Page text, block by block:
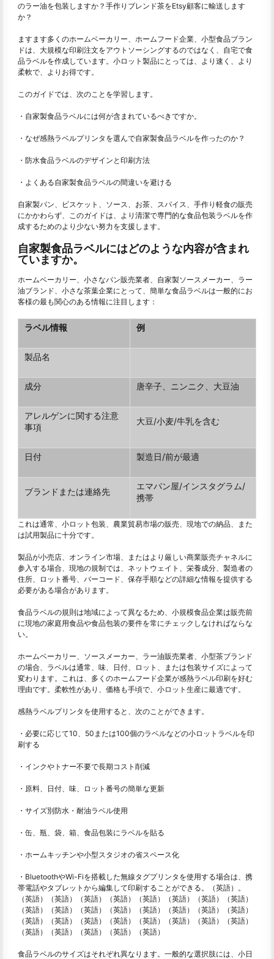
のラー油を包装しますか？手作りブレンド茶をEtsy顧客に輸送します
か？
ますます多くのホームベーカリー、ホームフード企業、小型食品ブラン
ドは、大規模な印刷注文をアウトソーシングするのではなく、自宅で食
品ラベルを作成しています。小ロット製品にとっては、より速く、より
柔軟で、よりお得です。
このガイドでは、次のことを学習します。
・自家製食品ラベルには何が含まれているべきですか。
・なぜ感熱ラベルプリンタを選んで自家製食品ラベルを作ったのか？
・防水食品ラベルのデザインと印刷方法
・よくある自家製食品ラベルの間違いを避ける
自家製パン、ビスケット、ソース、お茶、スパイス、手作り軽食の販売
にかかわらず、このガイドは、より清潔で専門的な食品包装ラベルを作
成するためのより少ない努力を支援します。
自家製食品ラベルにはどのような内容が含まれ
ていますか。
ホームベーカリー、小さなパン販売業者、自家製ソースメーカー、ラー
油ブランド、小さな茶葉企業にとって、簡単な食品ラベルは一般的にお
客様の最も関心のある情報に注目します：
ラベル情報 例
製品名
成分 唐辛子、ニンニク、大豆油
アレルゲンに関する注意
事項
大豆/小麦/牛乳を含む
日付 製造日/前が最適
ブランドまたは連絡先
エマパン屋/インスタグラム/
携帯
これは通常、小ロット包装、農業貿易市場の販売、現地での納品、また
は試用製品に十分です。
製品が小売店、オンライン市場、またはより厳しい商業販売チャネルに
参入する場合、現地の規制では、ネットウェイト、栄養成分、製造者の
住所、ロット番号、バーコード、保存手順などの詳細な情報を提供する
必要がある場合があります。
食品ラベルの規則は地域によって異なるため、小規模食品企業は販売前
に現地の家庭用食品や食品包装の要件を常にチェックしなければならな
い。
ホームベーカリー、ソースメーカー、ラー油販売業者、小型茶ブランド
の場合、ラベルは通常、味、日付、ロット、または包装サイズによって
変わります。これは、多くのホームフード企業が感熱ラベル印刷を好む
理由です。柔軟性があり、価格も手頃で、小ロット生産に最適です。
感熱ラベルプリンタを使用すると、次のことができます。
・必要に応じて10、50または100個のラベルなどの小ロットラベルを印
刷する
・インクやトナー不要で長期コスト削減
・原料、日付、味、ロット番号の簡単な更新
・サイズ別防水・耐油ラベル使用
・缶、瓶、袋、箱、食品包装にラベルを貼る
・ホームキッチンや小型スタジオの省スペース化
・BluetoothやWi-Fiを搭載した無線タグプリンタを使用する場合は、携
帯電話やタブレットから編集して印刷することができる。（英語）。
（英語）（英語）（英語）（英語）（英語）（英語）（英語）（英語）
（英語）（英語）（英語）（英語）（英語）（英語）（英語）（英語）
（英語）（英語）（英語）（英語）（英語）（英語）（英語）（英語）
（英語）（英語）（英語）（英語）（英語）
食品ラベルのサイズはそれぞれ異なります。一般的な選択肢には、小日